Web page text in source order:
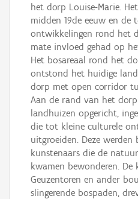
het dorp Louise-Marie.
midden 19de eeuw en de
ontwikkelingen rond het
mate invloed gehad op
Het bosareaal rond het
ontstond het huidige
dorp met open corridor
Aan de rand van het
landhuizen opgericht,
die tot kleine culturele
uitgroeiden. Deze
kunstenaars die de
kwamen bewonderen. De
Geuzentoren en ander
slingerende bospaden,